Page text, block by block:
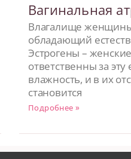
Вагинальная
Влагалище женщины
обладающий
Эстрогены –
ответственны за
влажность, и в их
становится
Подробнее »